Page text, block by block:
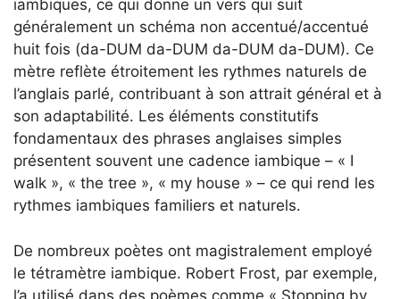
iambiques, ce qui donne un vers qui suit
généralement un schéma non accentué/accentué
huit fois (da-DUM da-DUM da-DUM da-DUM). Ce
mètre reflète étroitement les rythmes naturels de
l’anglais parlé, contribuant à son attrait général et à
son adaptabilité. Les éléments constitutifs
fondamentaux des phrases anglaises simples
présentent souvent une cadence iambique – « I
walk », « the tree », « my house » – ce qui rend les
rythmes iambiques familiers et naturels.
De nombreux poètes ont magistralement employé
le tétramètre iambique. Robert Frost, par exemple,
l’a utilisé dans des poèmes comme « Stopping by